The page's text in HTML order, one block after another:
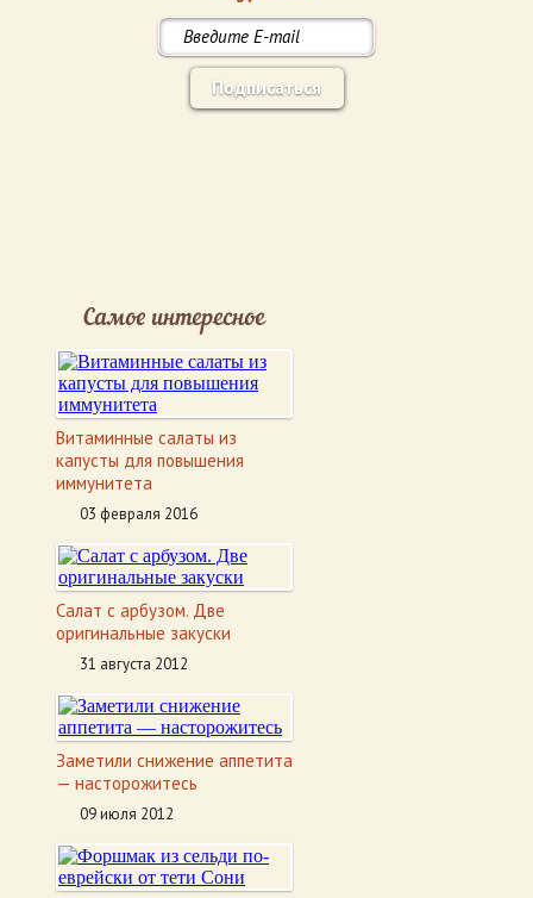
Подписаться
Самое интересное
Витаминные салаты из
капусты для повышения
иммунитета
03 февраля 2016
Салат с арбузом. Две
оригинальные закуски
31 августа 2012
Заметили снижение аппетита
— насторожитесь
09 июля 2012